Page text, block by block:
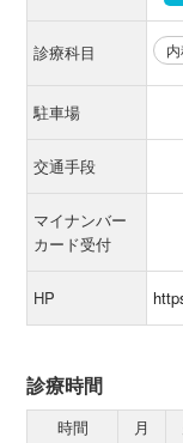
診療科目
駐車場
交通手段
マイナンバー
カード受付
HP
診療時間
時間 月